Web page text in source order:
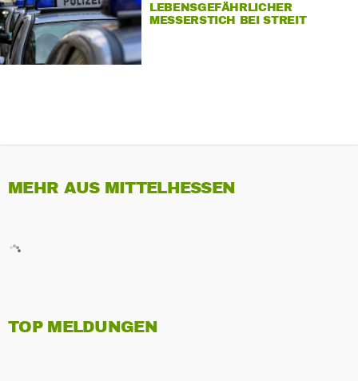
LEBENSGEFÄHRLICHER
MESSERSTICH BEI STREIT
MEHR AUS MITTELHESSEN
TOP MELDUNGEN